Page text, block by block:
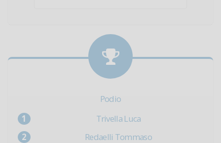
Podio
Trivella Luca
Redaelli Tommaso